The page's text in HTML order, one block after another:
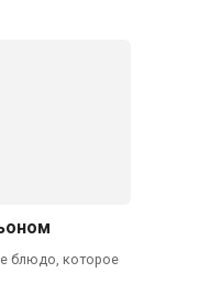
блюдо, которое